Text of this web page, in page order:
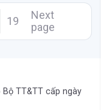
19
Next
page
Bộ TT&TT cấp ngày